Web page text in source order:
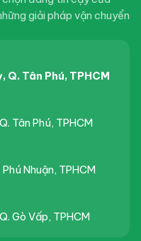
giải pháp vận chuyển
Q. Tân Phú, TPHCM
Tân Phú, TPHCM
Nhuận, TPHCM
Gò Vấp, TPHCM